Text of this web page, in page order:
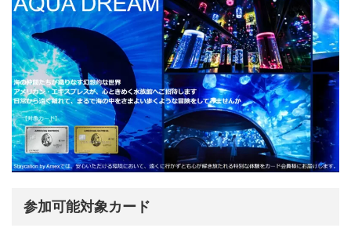
参加可能対象カード